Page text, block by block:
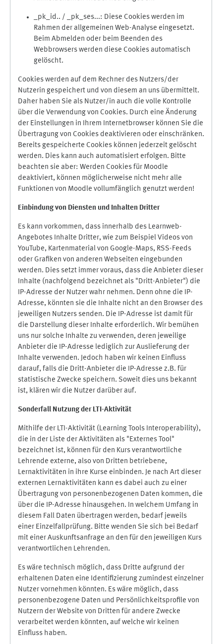
_pk_id.. / _pk_ses...: Diese Cookies werden im
Rahmen der allgemeinen Web-Analyse eingesetzt.
Beim Abmelden oder beim Beenden des
Webbrowsers werden diese Cookies automatisch
gelöscht.
Cookies werden auf dem Rechner des Nutzers/der
Nutzerin gespeichert und von diesem an uns übermittelt.
Daher haben Sie als Nutzer/in auch die volle Kontrolle
über die Verwendung von Cookies. Durch eine Änderung
der Einstellungen in Ihrem Internetbrowser können Sie die
Übertragung von Cookies deaktivieren oder einschränken.
Bereits gespeicherte Cookies können jederzeit gelöscht
werden. Dies kann auch automatisiert erfolgen. Bitte
beachten sie aber: Werden Cookies für Moodle
deaktiviert, können möglicherweise nicht mehr alle
Funktionen von Moodle vollumfänglich genutzt werden!
Einbindung von Diensten und Inhalten Dritter
Es kann vorkommen, dass innerhalb des Learnweb-
Angebotes Inhalte Dritter, wie zum Beispiel Videos von
YouTube, Kartenmaterial von Google-Maps, RSS-Feeds
oder Grafiken von anderen Webseiten eingebunden
werden. Dies setzt immer voraus, dass die Anbieter dieser
Inhalte (nachfolgend bezeichnet als "Dritt-Anbieter") die
IP-Adresse der Nutzer wahr nehmen. Denn ohne die IP-
Adresse, könnten sie die Inhalte nicht an den Browser des
jeweiligen Nutzers senden. Die IP-Adresse ist damit für
die Darstellung dieser Inhalte erforderlich. Wir bemühen
uns nur solche Inhalte zu verwenden, deren jeweilige
Anbieter die IP-Adresse lediglich zur Auslieferung der
Inhalte verwenden. Jedoch haben wir keinen Einfluss
darauf, falls die Dritt-Anbieter die IP-Adresse z.B. für
statistische Zwecke speichern. Soweit dies uns bekannt
ist, klären wir die Nutzer darüber auf.
Sonderfall Nutzung der LTI-Aktivität
Mithilfe der LTI-Aktivität (Learning Tools Interoperability),
die in der Liste der Aktivitäten als "Externes Tool"
bezeichnet ist, können für den Kurs verantwortliche
Lehrende externe, also von Dritten betriebene,
Lernaktivitäten in ihre Kurse einbinden. Je nach Art dieser
externen Lernaktivitäten kann es dabei auch zu einer
Übertragung von personenbezogenen Daten kommen, die
über die IP-Adresse hinausgehen. In welchem Umfang in
diesem Fall Daten übertragen werden, bedarf jeweils
einer Einzelfallprüfung. Bitte wenden Sie sich bei Bedarf
mit einer Auskunftsanfrage an den für den jeweiligen Kurs
verantwortlichen Lehrenden.
Es wäre technisch möglich, dass Dritte aufgrund der
erhaltenen Daten eine Identifizierung zumindest einzelner
Nutzer vornehmen könnten. Es wäre möglich, dass
personenbezogene Daten und Persönlichkeitsprofile von
Nutzern der Website von Dritten für andere Zwecke
verarbeitet werden könnten, auf welche wir keinen
Einfluss haben.